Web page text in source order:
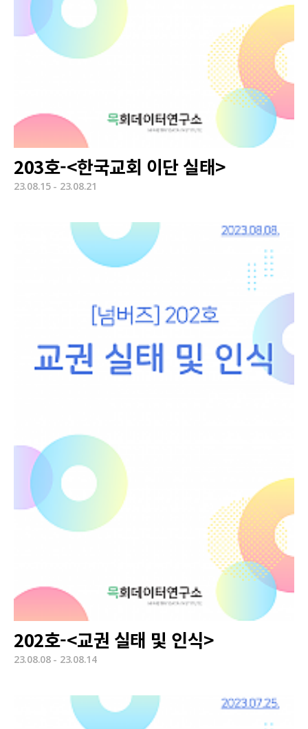
203호-<한국교회 이단 실태>
23.08.15 - 23.08.21
202호-<교권 실태 및 인식>
23.08.08 - 23.08.14